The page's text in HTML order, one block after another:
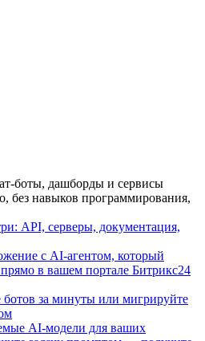
боты, дашборды и сервисы
без навыков программирования,
API, серверы, документация,
с AI-агентом, который
в вашем портале Битрикс24
ботов за минуты или мигрируйте
AI-модели для ваших